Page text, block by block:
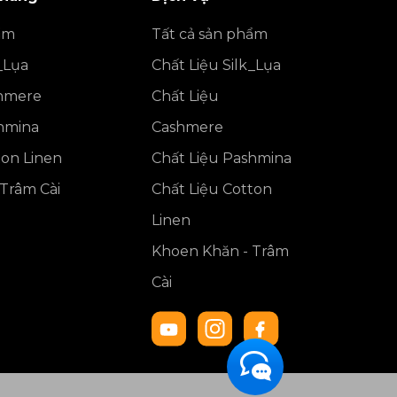
Linen
Cài
Tất cả sản phẩm
Chất Liệu Silk_Lụa
Chất Liệu
Cashmere
Chất Liệu Pashmina
Chất Liệu Cotton
Linen
Khoen Khăn - Trâm
Cài